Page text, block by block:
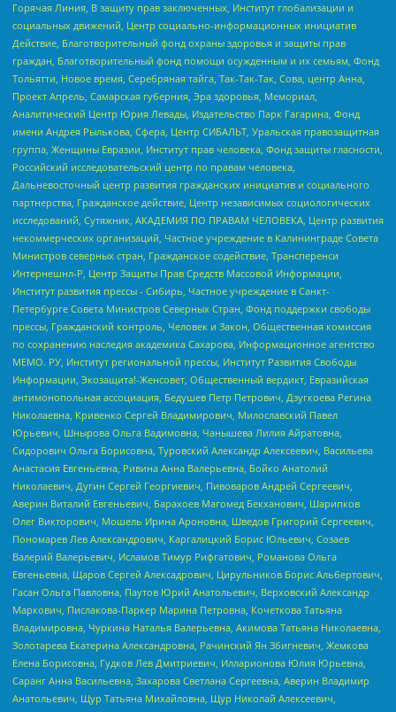
Горячая Линия, В защиту прав заключенных, Институт глобализации и
социальных движений, Центр социально-информационных инициатив
Действие, Благотворительный фонд охраны здоровья и защиты прав
граждан, Благотворительный фонд помощи осужденным и их семьям, Фонд
Тольятти, Новое время, Серебряная тайга, Так-Так-Так, Сова, центр Анна,
Проект Апрель, Самарская губерния, Эра здоровья, Мемориал,
Аналитический Центр Юрия Левады, Издательство Парк Гагарина, Фонд
имени Андрея Рылькова, Сфера, Центр СИБАЛЬТ, Уральская правозащитная
группа, Женщины Евразии, Институт прав человека, Фонд защиты гласности,
Российский исследовательский центр по правам человека,
Дальневосточный центр развития гражданских инициатив и социального
партнерства, Гражданское действие, Центр независимых социологических
исследований, Сутяжник, АКАДЕМИЯ ПО ПРАВАМ ЧЕЛОВЕКА, Центр развития
некоммерческих организаций, Частное учреждение в Калининграде Совета
Министров северных стран, Гражданское содействие, Трансперенси
Интернешнл-Р, Центр Защиты Прав Средств Массовой Информации,
Институт развития прессы - Сибирь, Частное учреждение в Санкт-
Петербурге Совета Министров Северных Стран, Фонд поддержки свободы
прессы, Гражданский контроль, Человек и Закон, Общественная комиссия
по сохранению наследия академика Сахарова, Информационное агентство
МЕМО. РУ, Институт региональной прессы, Институт Развития Свободы
Информации, Экозащита!-Женсовет, Общественный вердикт, Евразийская
антимонопольная ассоциация, Бедушев Петр Петрович, Дзугкоева Регина
Николаевна, Кривенко Сергей Владимирович, Милославский Павел
Юрьевич, Шнырова Ольга Вадимовна, Чанышева Лилия Айратовна,
Сидорович Ольга Борисовна, Туровский Александр Алексеевич, Васильева
Анастасия Евгеньевна, Ривина Анна Валерьевна, Бойко Анатолий
Николаевич, Дугин Сергей Георгиевич, Пивоваров Андрей Сергеевич,
Аверин Виталий Евгеньевич, Барахоев Магомед Бекханович, Шарипков
Олег Викторович, Мошель Ирина Ароновна, Шведов Григорий Сергеевич,
Пономарев Лев Александрович, Каргалицкий Борис Юльевич, Созаев
Валерий Валерьевич, Исламов Тимур Рифгатович, Романова Ольга
Евгеньевна, Щаров Сергей Алексадрович, Цирульников Борис Альбертович,
Гасан Ольга Павловна, Паутов Юрий Анатольевич, Верховский Александр
Маркович, Пислакова-Паркер Марина Петровна, Кочеткова Татьяна
Владимировна, Чуркина Наталья Валерьевна, Акимова Татьяна Николаевна,
Золотарева Екатерина Александровна, Рачинский Ян Збигневич, Жемкова
Елена Борисовна, Гудков Лев Дмитриевич, Илларионова Юлия Юрьевна,
Саранг Анна Васильевна, Захарова Светлана Сергеевна, Аверин Владимир
Анатольевич, Щур Татьяна Михайловна, Щур Николай Алексеевич,